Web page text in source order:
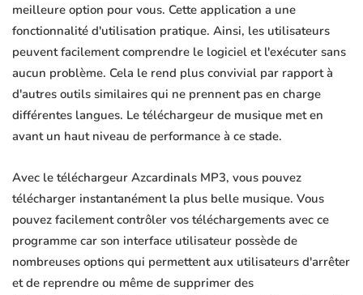
meilleure option pour vous. Cette application a une
fonctionnalité d'utilisation pratique. Ainsi, les utilisateurs
peuvent facilement comprendre le logiciel et l'exécuter sans
aucun problème. Cela le rend plus convivial par rapport à
d'autres outils similaires qui ne prennent pas en charge
différentes langues. Le téléchargeur de musique met en
avant un haut niveau de performance à ce stade.
Avec le téléchargeur Azcardinals MP3, vous pouvez
télécharger instantanément la plus belle musique. Vous
pouvez facilement contrôler vos téléchargements avec ce
programme car son interface utilisateur possède de
nombreuses options qui permettent aux utilisateurs d'arrêter
et de reprendre ou même de supprimer des